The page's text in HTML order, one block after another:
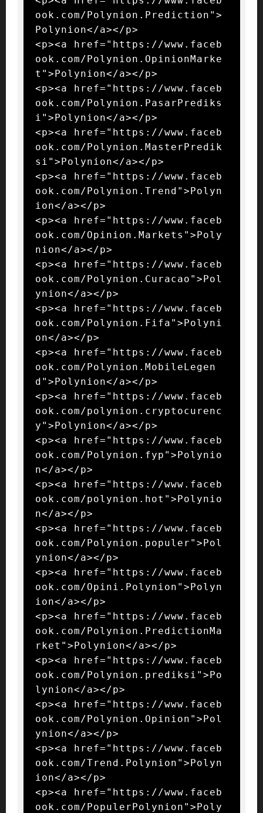
ook.com/Polynion.Prediction">
Polynion</a></p>
<p><a href="https://www.faceb
ook.com/Polynion.OpinionMarke
t">Polynion</a></p>
<p><a href="https://www.faceb
ook.com/Polynion.PasarPrediks
i">Polynion</a></p>
<p><a href="https://www.faceb
ook.com/Polynion.MasterPredik
si">Polynion</a></p>
<p><a href="https://www.faceb
ook.com/Polynion.Trend">Polyn
ion</a></p>
<p><a href="https://www.faceb
ook.com/Opinion.Markets">Poly
nion</a></p>
<p><a href="https://www.faceb
ook.com/Polynion.Curacao">Pol
ynion</a></p>
<p><a href="https://www.faceb
ook.com/Polynion.Fifa">Polyni
on</a></p>
<p><a href="https://www.faceb
ook.com/Polynion.MobileLegen
d">Polynion</a></p>
<p><a href="https://www.faceb
ook.com/polynion.cryptocurenc
y">Polynion</a></p>
<p><a href="https://www.faceb
ook.com/Polynion.fyp">Polynio
n</a></p>
<p><a href="https://www.faceb
ook.com/polynion.hot">Polynio
n</a></p>
<p><a href="https://www.faceb
ook.com/Polynion.populer">Pol
ynion</a></p>
<p><a href="https://www.faceb
ook.com/Opini.Polynion">Polyn
ion</a></p>
<p><a href="https://www.faceb
ook.com/Polynion.PredictionMa
rket">Polynion</a></p>
<p><a href="https://www.faceb
ook.com/Polynion.prediksi">Po
lynion</a></p>
<p><a href="https://www.faceb
ook.com/Polynion.Opinion">Pol
ynion</a></p>
<p><a href="https://www.faceb
ook.com/Trend.Polynion">Polyn
ion</a></p>
<p><a href="https://www.faceb
ook.com/PopulerPolynion">Poly